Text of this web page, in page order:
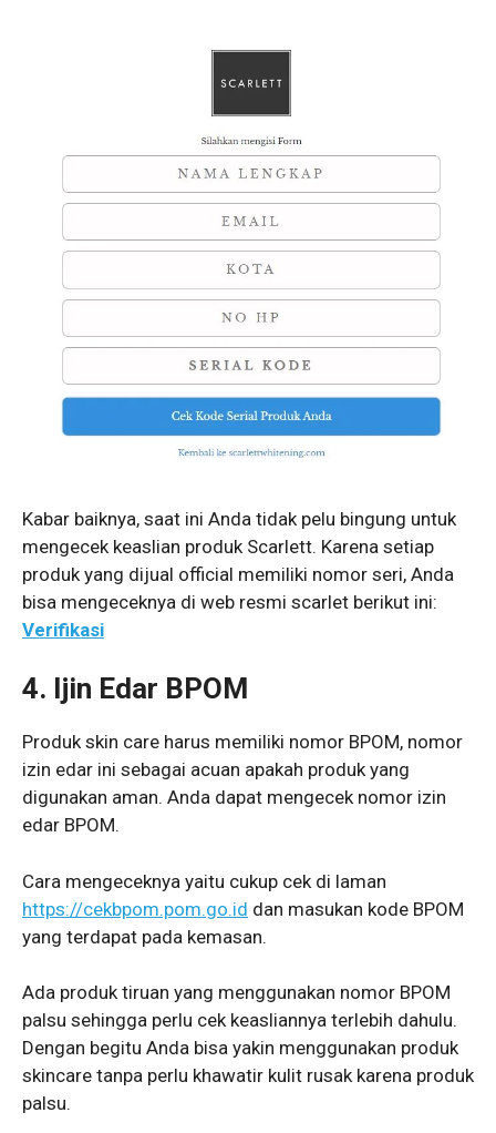
Kabar baiknya, saat ini Anda tidak pelu bingung untuk
mengecek keaslian produk Scarlett. Karena setiap
produk yang dijual official memiliki nomor seri, Anda
bisa mengeceknya di web resmi scarlet berikut ini:
Verifikasi
4. Ijin Edar BPOM
Produk skin care harus memiliki nomor BPOM, nomor
izin edar ini sebagai acuan apakah produk yang
digunakan aman. Anda dapat mengecek nomor izin
edar BPOM.
Cara mengeceknya yaitu cukup cek di laman
https://cekbpom.pom.go.id dan masukan kode BPOM
yang terdapat pada kemasan.
Ada produk tiruan yang menggunakan nomor BPOM
palsu sehingga perlu cek keasliannya terlebih dahulu.
Dengan begitu Anda bisa yakin menggunakan produk
skincare tanpa perlu khawatir kulit rusak karena produk
palsu.